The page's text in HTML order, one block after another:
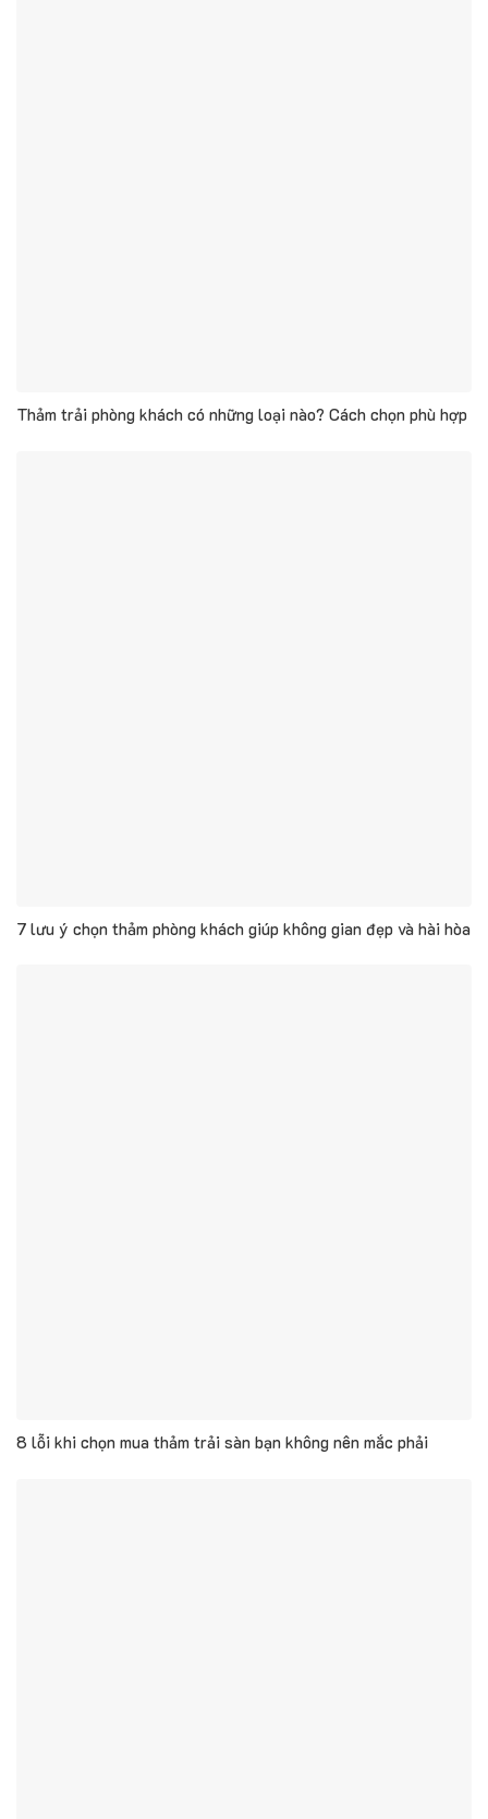
Thảm trải phòng khách có những loại nào? Cách chọn phù hợp
7 lưu ý chọn thảm phòng khách giúp không gian đẹp và hài hòa
8 lỗi khi chọn mua thảm trải sàn bạn không nên mắc phải